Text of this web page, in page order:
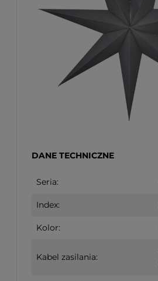
DANE TECHNICZNE
Seria:
Index:
Kolor:
Kabel zasilania: